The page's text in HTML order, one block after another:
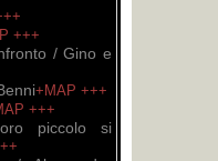
+++
/ Gino e
+MAP +++
+++
piccolo si